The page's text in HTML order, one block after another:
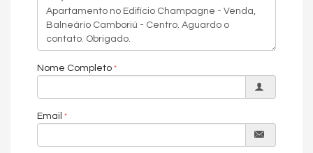
- Sala de Jogos
- Salão de Festas
- Academia
- Espaço Gourmet
- Brinquedoteca e Playground
- Mini Campo com Gramado Sintético
Características do Imóvel
Área de Serviço
Nome Completo
Email